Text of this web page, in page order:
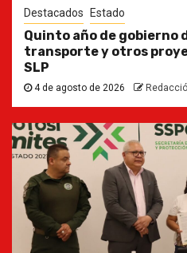
Destacados Estado
Quinto año de gobierno
transporte y otros
SLP
4 de agosto de 2026